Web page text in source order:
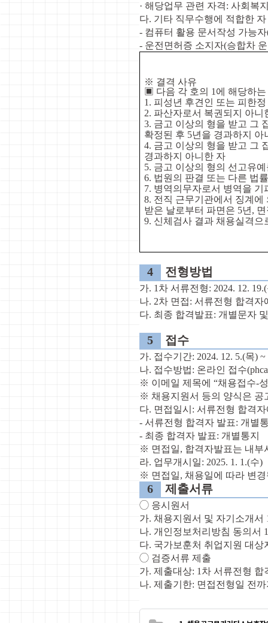
· 해당업무 관련 자격: 사회복
다. 기타 직무수행에 적합한 자
- 컴퓨터 활용 문서작성 가능자
- 운전면허증 소지자(승합차
※ 결격 사유
▣ 다음 각 호의 1 에 해당하
1. 피성년 후견인 또는 피한
2. 파산자로서 복권되지 아니
3. 금고 이상의 형을 받고 그
확정된 후 5년을 경과하지 아
4. 금고 이상의 형을 받고 그
경과하지 아니한 자
5. 금고 이상의 형의 선고유
6. 법원의 판결 또는 다른 법
7. 병역의무자로서 병역을 기
8. 전직 근무기관에서 징계
받은 날로부터 파면은 5년 ,
9. 신체검사 결과 채용실격으
4 전형방법
가. 1 차 서류전형: 2024. 12. 19.(
나. 2차 면접: 서류전형 합격자
다. 최종 합격발표: 개별문자
5 접수
가. 접수기간: 2024. 12. 5.(목) ~
나. 접수방법: 온라인 접수
※ 이메일 제목에 “채용접수-
※ 채용지원서 등의 양식은 공
다. 면접일시 : 서류전형 합격
- 서류전형 합격자 발표: 개별
- 최종 합격자 발표: 개별통지
※ 면접일, 합격자발표는 내부
라. 업무개시일: 2025. 1. 1.(수)
※ 면접일, 채용일에 따라 변
6 제출서류
◯ 응시원서
가. 채용지원서 및 자기소개서
나. 개인정보처리방침 동의서 1
다. 국가보훈처 취업지원 대
◯ 검증서류 제출
가. 제출대상: 1 차 서류전형 합
나. 제출기한: 면접전형일 전